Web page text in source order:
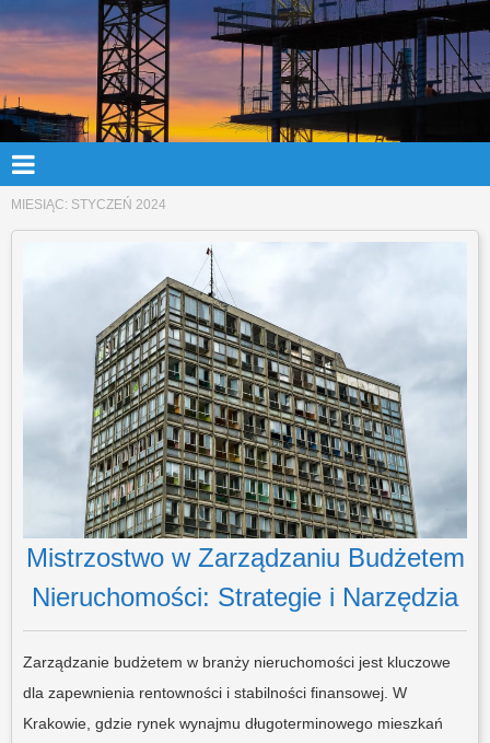
MIESIĄC: STYCZEŃ 2024
Mistrzostwo w Zarządzaniu Budżetem
Nieruchomości: Strategie i Narzędzia
Zarządzanie budżetem w branży nieruchomości jest kluczowe
dla zapewnienia rentowności i stabilności finansowej. W
Krakowie, gdzie rynek wynajmu długoterminowego mieszkań